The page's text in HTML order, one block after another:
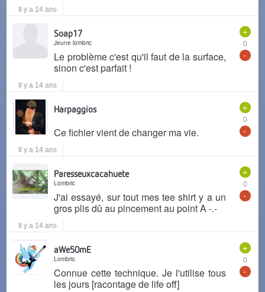
Il y a 14 ans
+
0
-
Soap17
Jeune lombric
Le problème c'est qu'il faut de la surface,
sinon c'est parfait !
Il y a 14 ans
+
0
-
Harpaggios
Ce fichier vient de changer ma vie.
Il y a 14 ans
+
0
-
Paresseuxcacahuete
Lombric
J'ai essayé, sur tout mes tee shirt y a un
gros plis dû au pincement au point A -.-
Il y a 14 ans
+
0
-
aWe50mE
Lombric
Connue cette technique. Je l'utilise tous
les jours [racontage de life off]